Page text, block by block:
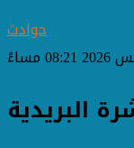
حوادث
البريدية